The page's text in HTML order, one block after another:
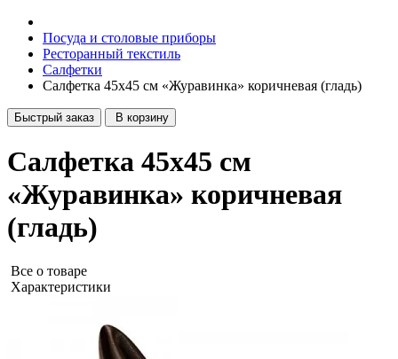
Посуда и столовые приборы
Ресторанный текстиль
Салфетки
Салфетка 45х45 см «Журавинка» коричневая (гладь)
Быстрый заказ В корзину
Салфетка 45х45 см
«Журавинка» коричневая
(гладь)
Все о товаре
Характеристики